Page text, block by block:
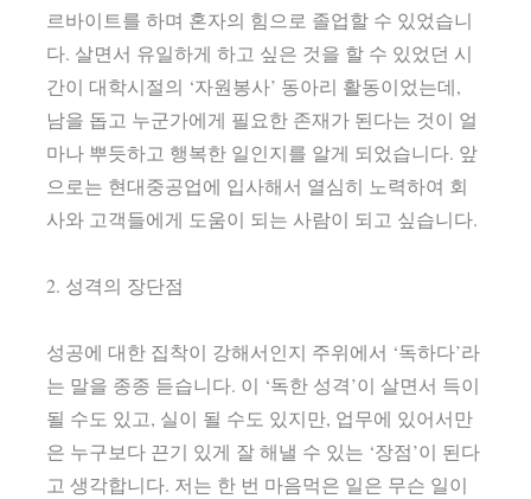
르바이트를 하며 혼자의 힘으로 졸업할 수 있었습니
다. 살면서 유일하게 하고 싶은 것을 할 수 있었던 시
간이 대학시절의 ‘자원봉사’ 동아리 활동이었는데,
남을 돕고 누군가에게 필요한 존재가 된다는 것이 얼
마나 뿌듯하고 행복한 일인지를 알게 되었습니다. 앞
으로는 현대중공업에 입사해서 열심히 노력하여 회
사와 고객들에게 도움이 되는 사람이 되고 싶습니다.
2. 성격의 장단점
성공에 대한 집착이 강해서인지 주위에서 ‘독하다’라
는 말을 종종 듣습니다. 이 ‘독한 성격’이 살면서 득이
될 수도 있고, 실이 될 수도 있지만, 업무에 있어서만
은 누구보다 끈기 있게 잘 해낼 수 있는 ‘장점’이 된다
고 생각합니다. 저는 한 번 마음먹은 일은 무슨 일이